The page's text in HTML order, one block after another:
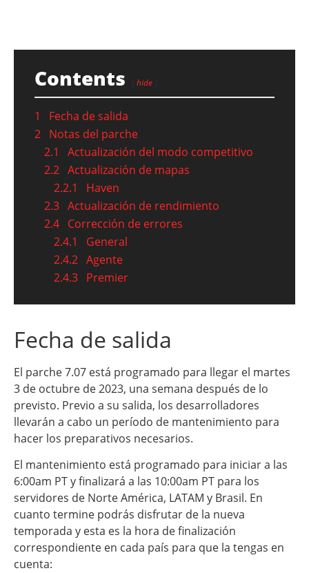
Contents hide
1
Fecha de salida
2 Notas del parche
2.1
Actualización del modo competitivo
2.2 Actualización de mapas
2.2.1
Haven
2.3 Actualización de rendimiento
2.4 Corrección de errores
2.4.1
General
2.4.2 Agente
2.4.3 Premier
Fecha de salida
El parche 7.07 está programado para llegar el martes
3 de octubre de 2023, una semana después de lo
previsto. Previo a su salida, los desarrolladores
llevarán a cabo un período de mantenimiento para
hacer los preparativos necesarios.
El mantenimiento está programado para iniciar a las
6:00am PT y finalizará a las 10:00am PT para los
servidores de Norte América, LATAM y Brasil. En
cuanto termine podrás disfrutar de la nueva
temporada y esta es la hora de finalización
correspondiente en cada país para que la tengas en
cuenta: